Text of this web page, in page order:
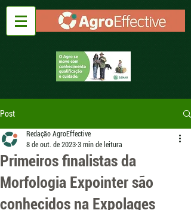
Post
Primeiros finalistas da
Morfologia Expointer são
conhecidos na Expolages
Redação AgroEffective
8 de out. de 2023 3 min de leitura